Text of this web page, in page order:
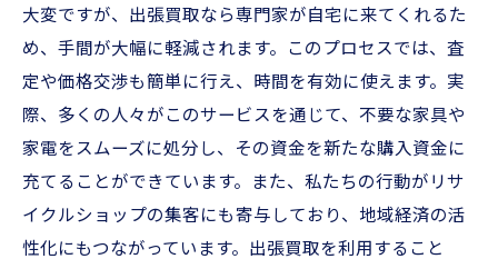
大変ですが、出張買取なら専門家が自宅に来てくれるた
め、手間が大幅に軽減されます。このプロセスでは、査
定や価格交渉も簡単に行え、時間を有効に使えます。実
際、多くの人々がこのサービスを通じて、不要な家具や
家電をスムーズに処分し、その資金を新たな購入資金に
充てることができています。また、私たちの行動がリサ
イクルショップの集客にも寄与しており、地域経済の活
性化にもつながっています。出張買取を利用すること